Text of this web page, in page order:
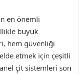
en önemli
büyük
hem güvenliği
etmek için çeşitli
çit sistemleri son